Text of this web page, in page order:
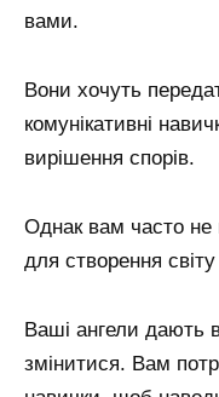
вами.
Вони хочуть
комунікативні
вирішення спорів.
Однак вам часто не
для створення
Ваші ангели дають
змінитися. Вам